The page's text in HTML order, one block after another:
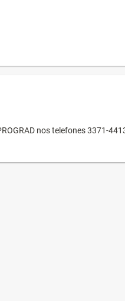
nos telefones 3371-